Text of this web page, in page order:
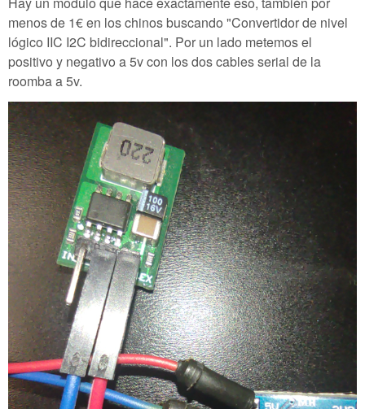
menos de 1€ en los chinos buscando "Convertidor de nivel
lógico IIC I2C bidireccional". Por un lado metemos el
positivo y negativo a 5v con los dos cables serial de la
roomba a 5v.